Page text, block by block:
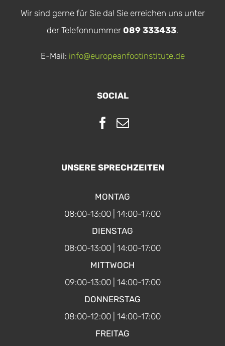
Wir sind gerne für Sie da! Sie erreichen uns unter
der Telefonnummer 089 333433.
E-Mail: info@europeanfootinstitute.de
SOCIAL
UNSERE SPRECHZEITEN
MONTAG
08:00-13:00 | 14:00-17:00
DIENSTAG
08:00-13:00 | 14:00-17:00
MITTWOCH
09:00-13:00 | 14:00-17:00
DONNERSTAG
08:00-12:00 | 14:00-17:00
FREITAG